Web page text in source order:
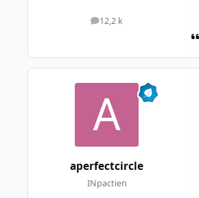
12,2 k
messages
aperfectcircle
INpactien